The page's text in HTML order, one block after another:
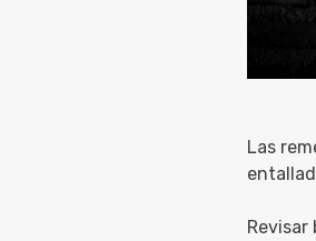
Las
Revisar